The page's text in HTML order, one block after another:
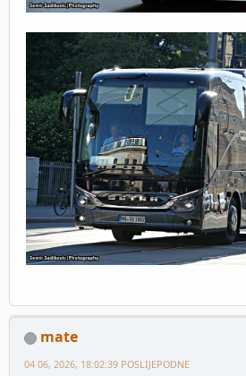
mate
04 06, 2026, 18:02:39 POSLIJEPODNE